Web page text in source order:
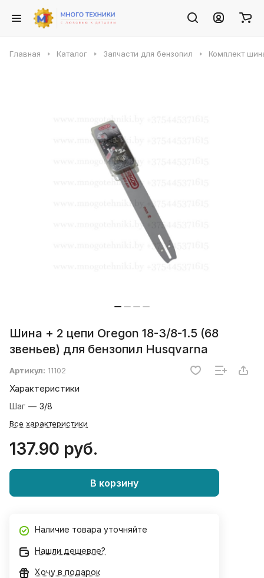
Главная Каталог Запчасти для бензопил Комплект
Шина + 2 цепи Oregon 18-3/8-1.5 (68
звеньев) для бензопил Husqvarna
Артикул: 11102
Характеристики
Шаг — 3/8
Все характеристики
137.90 руб.
В корзину
Наличие товара уточняйте
Нашли дешевле?
Хочу в подарок